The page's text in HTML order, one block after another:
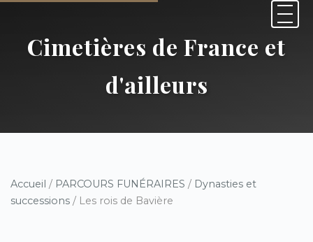
Cimetières de France et
d'ailleurs
Accueil / PARCOURS FUNÉRAIRES / Dynasties et
successions / Les rois de Bavière